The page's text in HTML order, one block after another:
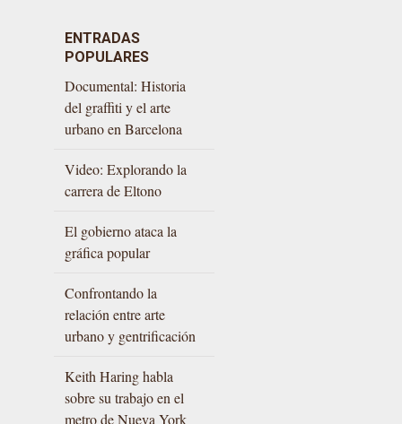
ENTRADAS
POPULARES
Documental: Historia
del graffiti y el arte
urbano en Barcelona
Video: Explorando la
carrera de Eltono
El gobierno ataca la
gráfica popular
Confrontando la
relación entre arte
urbano y gentrificación
Keith Haring habla
sobre su trabajo en el
metro de Nueva York